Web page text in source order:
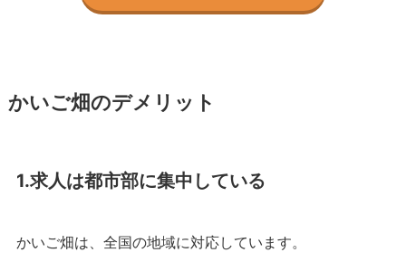
かいご畑のデメリット
1.求人は都市部に集中している
かいご畑は、全国の地域に対応しています。